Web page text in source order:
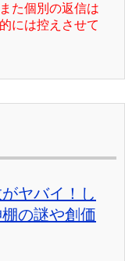
た個別の返信は
には控えさせて
ヤバイ！し
の謎や創価